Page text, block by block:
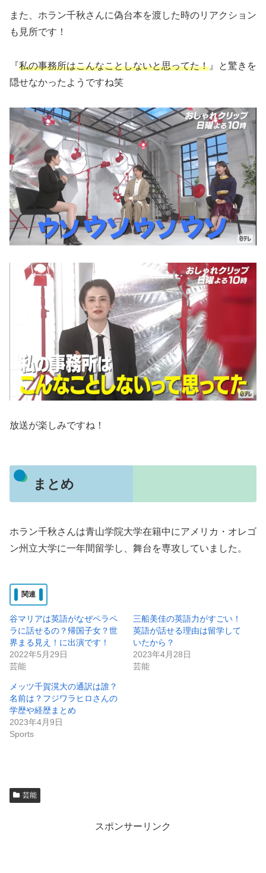
また、ホラン千秋さんに偽台本を渡した時のリアクション
も見所です！
『私の事務所はこんなことしないと思ってた！ 』と驚きを
隠せなかったようですね笑
放送が楽しみですね！
まとめ
ホラン千秋さんは青山学院大学在籍中にアメリカ・オレゴ
ン州立大学に一年間留学し、舞台を専攻していました。
関連
谷マリアは英語がなぜペラペ
ラに話せるの？帰国子女？世
界まる見え！に出演です！
2022年5月29日
芸能
三船美佳の英語力がすごい！
英語が話せる理由は留学して
いたから？
2023年4月28日
芸能
メッツ千賀滉大の通訳は誰？
名前は？フジワラヒロさんの
学歴や経歴まとめ
2023年4月9日
Sports
芸能
スポンサーリンク